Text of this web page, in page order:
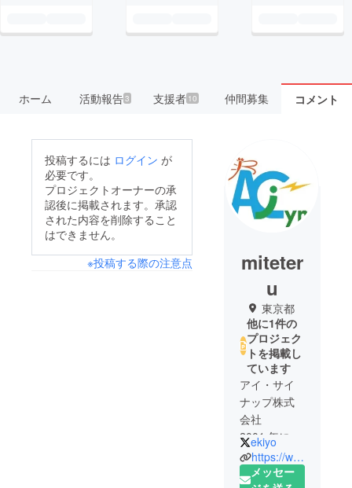
ホーム 活動報告3 支援者 10 仲間募集 コメント
投稿するには ログイン が
必要です。
プロジェクトオーナーの承
認後に掲載されます。承認
された内容を削除すること
はできません。
※投稿する際の注意点
miteter
u
東京都
他に1件の
プロジェク
トを掲載し
ています
アイ・サイ
ナップ株式
会社
2001 年に慶
應義塾大学
SFCの武藤
ekiyo
https://www.ai-cynap.com
メッセー